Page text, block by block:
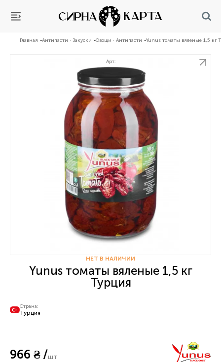
Главная Антипасти · Закуски Овощи · Антипасти Yunus томаты вяленые 1,5 кг
Арт:
НЕТ В НАЛИЧИИ
Yunus томаты вяленые 1,5 кг
Турция
Страна:
Турция
966 ₴ /шт